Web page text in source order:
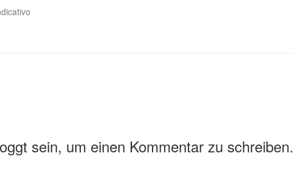
sein, um einen Kommentar zu schreiben.